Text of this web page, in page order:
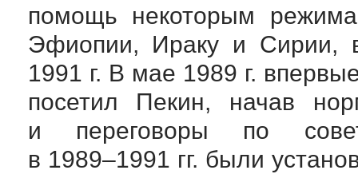
помощь некоторым
Эфиопии, Ираку и Сирии,
1991 г. В мае 1989 г.
посетил Пекин, начав
и переговоры по
в 1989–1991 гг. были